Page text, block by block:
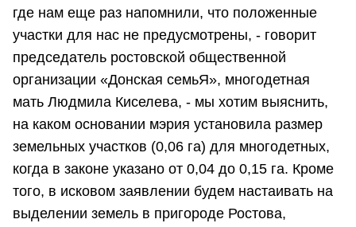
где нам еще раз напомнили, что положенные
участки для нас не предусмотрены, - говорит
председатель ростовской общественной
организации «Донская семьЯ», многодетная
мать Людмила Киселева, - мы хотим выяснить,
на каком основании мэрия установила размер
земельных участков (0,06 га) для многодетных,
когда в законе указано от 0,04 до 0,15 га. Кроме
того, в исковом заявлении будем настаивать на
выделении земель в пригороде Ростова,